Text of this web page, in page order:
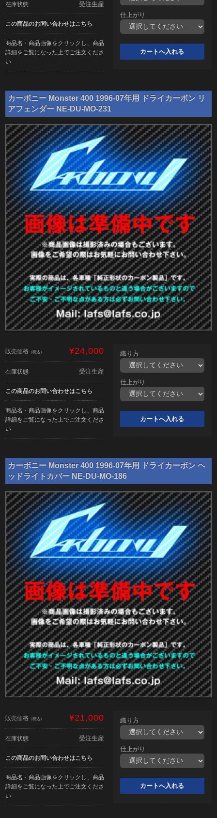
在庫状態 受注生産
この商品のお問い合わせはこちら
商品名・商品画像をクリックし、商品
詳細をご覧になった上でご注文くださ
い
仕上がり
カーボニー Monster 400 1996-07年用 ドライカーボン リ
アフェンダー NE-DU-MO-231
販売価格 （税込） ¥24,000
在庫状態 受注生産
この商品のお問い合わせはこちら
商品名・商品画像をクリックし、商品
詳細をご覧になった上でご注文くださ
い
織り方
仕上がり
カーボニー Monster 400 1996-07年用 ドライカーボン ヘ
ッドライトカバー NE-DU-MO-186
販売価格 （税込） ¥21,000
在庫状態 受注生産
この商品のお問い合わせはこちら
商品名・商品画像をクリックし、商品
詳細をご覧になった上でご注文くださ
い
織り方
仕上がり